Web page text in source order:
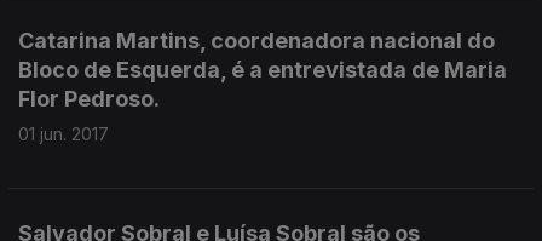
Catarina Martins, coordenadora nacional do
Bloco de Esquerda, é a entrevistada de Maria
Flor Pedroso.
01 jun. 2017
Salvador Sobral e Luísa Sobral são os